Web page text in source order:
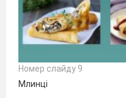
Номер слайду 9
Млинці